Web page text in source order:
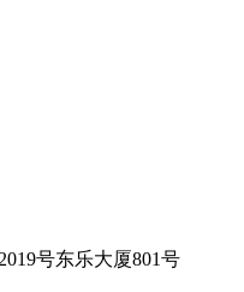
号东乐大厦801号